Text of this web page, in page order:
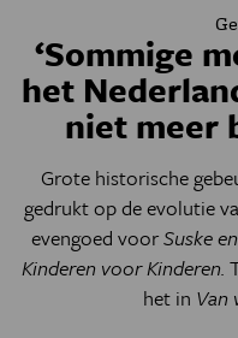
‘Sommige
het
niet meer
Grote historische
gedrukt op de evolutie
evengoed voorSuske
Kinderen voor Kinderen.
het in Van